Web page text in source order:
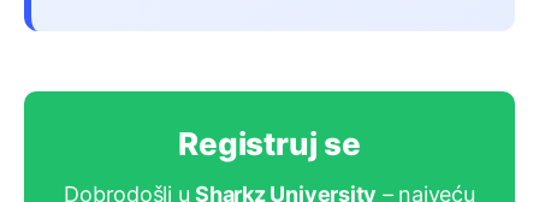
Registruj se
Dobrodošli uSharkz University – najveću